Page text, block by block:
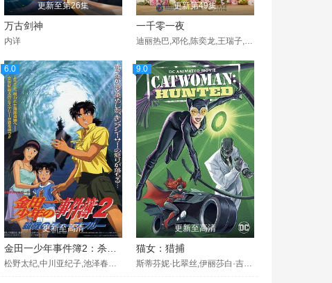
更新至第26集
万古剑神
内详
更新第49集
一千零一夜
迪丽热巴,邓伦,陈奕龙,王瑞子,张昊唯,祝绪丹
6.0
更新至高清
松野太纪,中川亚纪子,池泽春菜,小杉十郎太,森川智之,青羽刚
9.0
更新至高清
猫女：猎捕
斯蒂芬妮·比翠丝,伊丽莎白·吉莱丝,劳伦·科汉,乔纳森·班克斯,柯尔比·豪威尔-巴普蒂斯特,凯斯·大卫,胡凯莉,杰奎琳·奥拉德丝,乔纳森·弗雷克斯,史蒂夫·布卢姆,泽拉·法扎尔,袁文忠,安德鲁·基希诺,埃里克·洛佩斯